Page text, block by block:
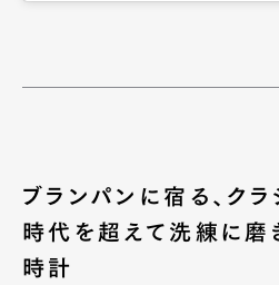
ブランパンに宿る、クラ
時代を超えて洗練に磨
時計